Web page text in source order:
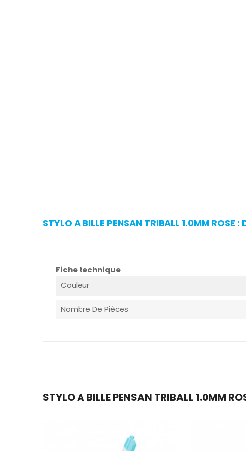
STYLO A BILLE PENSAN TRIBALL 1.0MM ROSE
Fiche technique
Couleur
Nombre De Pièces
STYLO A BILLE PENSAN TRIBALL 1.0MM